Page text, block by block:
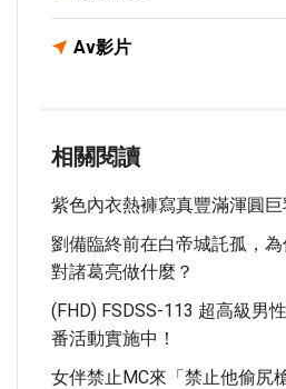
Av影片
相關閱讀
紫色內衣熱褲寫真豐滿渾圓
劉備臨終前在白帝城託孤，
對諸葛亮做什麼？
(FHD) FSDSS-113 超高級男
番活動實施中！
女伴禁止MC來「禁止他偷